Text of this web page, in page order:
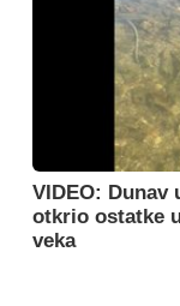
VIDEO: Dunav
otkrio ostatke
veka